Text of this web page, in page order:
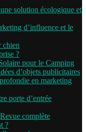
solution écologique et
d’influence et le
chien
?
pour le Camping
d’objets publicitaires
en marketing
porte d’entrée
complète
?